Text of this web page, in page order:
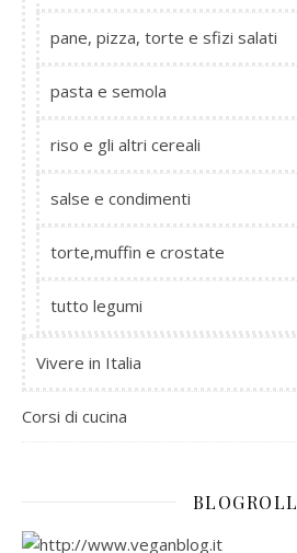
pane, pizza, torte e sfizi salati
pasta e semola
riso e gli altri cereali
salse e condimenti
torte,muffin e crostate
tutto legumi
Vivere in Italia
Corsi di cucina
BLOGROLL